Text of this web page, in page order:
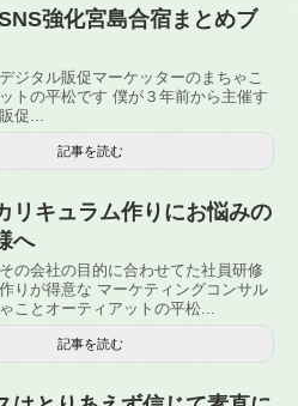
強化宮島合宿まとめブ
ジタル販促マーケッターのまちゃこ
トの平松です 僕が３年前から主催す
促...
記事を読む
リキュラム作りにお悩みの
へ
の会社の目的に合わせてた社員研修
りが得意な マーケティングコンサル
ことオーティアットの平松...
記事を読む